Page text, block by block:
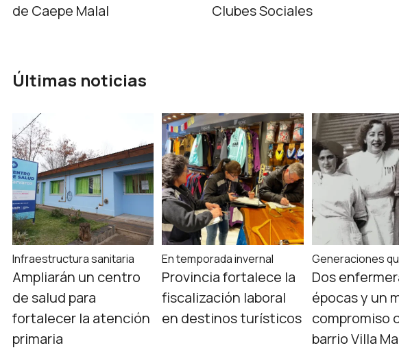
de Caepe Malal
Clubes Sociales
Últimas noticias
Infraestructura sanitaria
Ampliarán un centro
de salud para
fortalecer la atención
primaria
En temporada invernal
Provincia fortalece la
fiscalización laboral
en destinos turísticos
Generaciones
Dos
épocas y un
compromiso
barrio Villa